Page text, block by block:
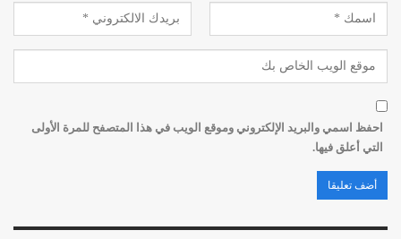
احفظ اسمي والبريد الإلكتروني وموقع الويب في هذا المتصفح للمرة الأولى
التي أعلق فيها.